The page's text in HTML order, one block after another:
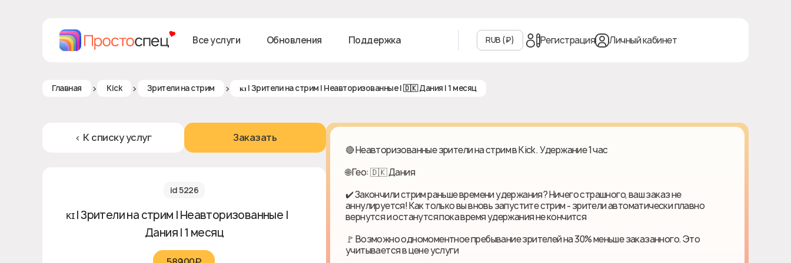
Все услуги Обновления Поддержка RUB (₽‎) Регистрация Личный кабинет
Главная > Kick > Зрители на стрим > ᴋɪ | Зрители на стрим | Неавторизованные | 🇩🇰 Дания | 1 месяц
< К списку услуг Заказать
id 5226
ᴋɪ | Зрители на стрим | Неавторизованные | 🇩🇰
Дания | 1 месяц
🔴 Неавторизованные зрители на стрим в Kick. Удержание 1 час
🌐 Гео: 🇩🇰 Дания
✔️ Закончили стрим раньше времени удержания? Ничего страшного, ваш заказ не
аннулируется! Как только вы вновь запустите стрим - зрители автоматически плавно
вернутся и останутся пока время удержания не кончится
🚩 Возможно одномоментное пребывание зрителей на 30% меньше заказанного. Это
учитывается в цене услуги